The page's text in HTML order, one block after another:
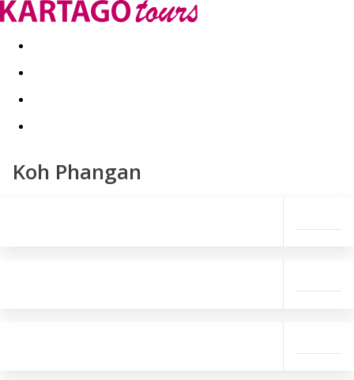
Last minute Dovolenkové kluby
Koh Phangan